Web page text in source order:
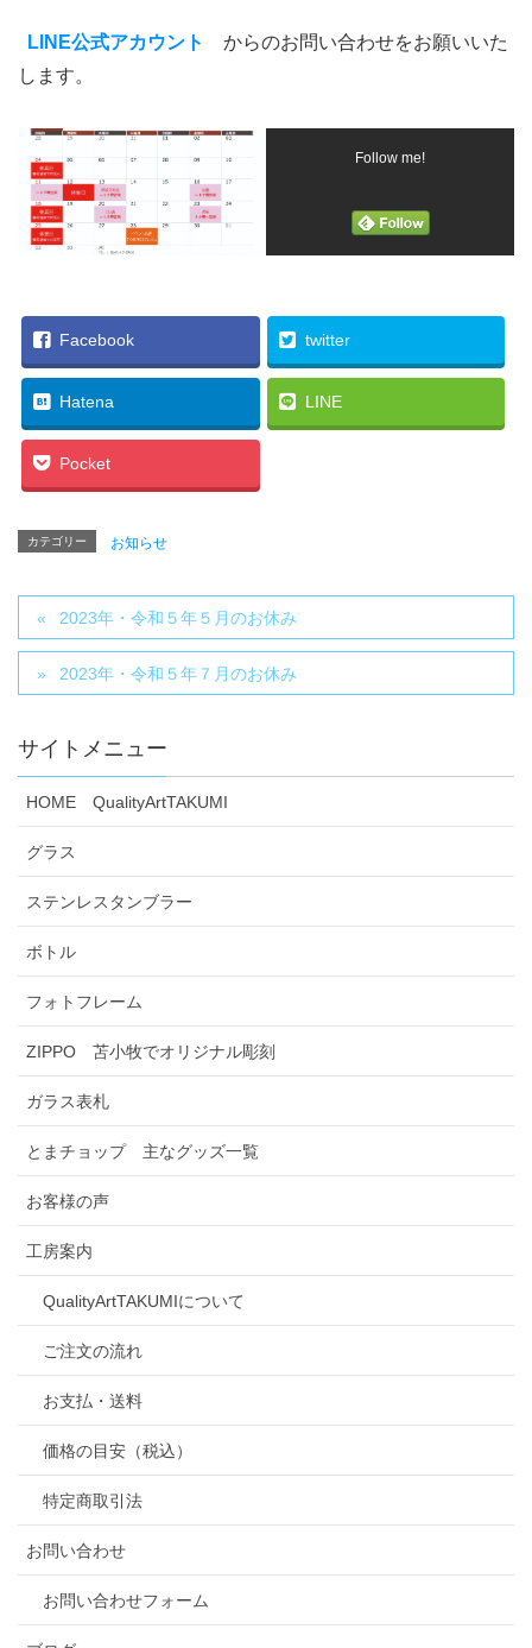
LINE公式アカウント
からのお問い合わせをお願いいた
します。
Follow me!
Facebook twitter
Hatena LINE
Pocket
カテゴリー お知らせ
2023年・令和５年５月のお休み
2023年・令和５年７月のお休み
サイトメニュー
HOME QualityArtTAKUMI
グラス
ステンレスタンブラー
ボトル
フォトフレーム
ZIPPO 苫小牧でオリジナル彫刻
ガラス表札
とまチョップ 主なグッズ一覧
お客様の声
工房案内
QualityArtTAKUMIについて
ご注文の流れ
お支払・送料
価格の目安（税込）
特定商取引法
お問い合わせ
お問い合わせフォーム